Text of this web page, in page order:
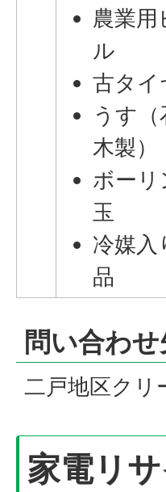
農業用
ル
古タイ
うす（
木製）
ボーリ
玉
冷媒入
品
問い合わ
二戸地区ク
家電リ